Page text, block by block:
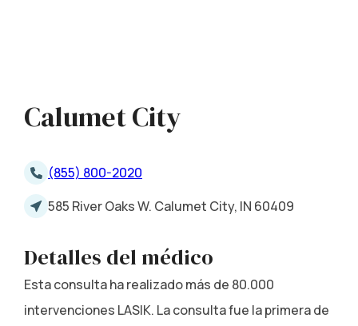
Calumet City
(855) 800-2020
585 River Oaks W. Calumet City, IN 60409
Detalles del médico
Esta consulta ha realizado más de 80.000
intervenciones LASIK. La consulta fue la primera de